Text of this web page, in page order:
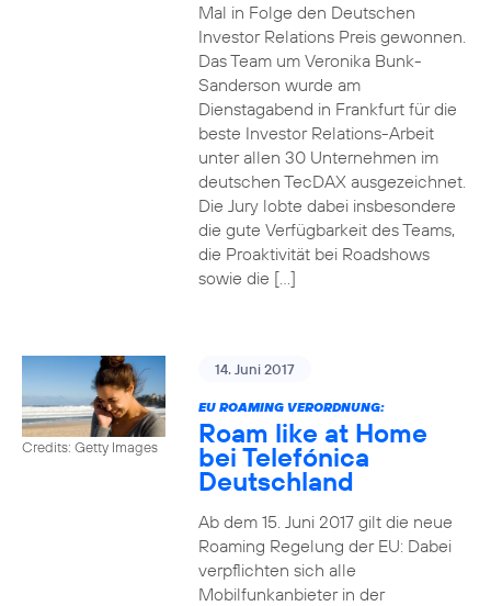
Mal in Folge den Deutschen
Investor Relations Preis gewonnen.
Das Team um Veronika Bunk-
Sanderson wurde am
Dienstagabend in Frankfurt für die
beste Investor Relations-Arbeit
unter allen 30 Unternehmen im
deutschen TecDAX ausgezeichnet.
Die Jury lobte dabei insbesondere
die gute Verfügbarkeit des Teams,
die Proaktivität bei Roadshows
sowie die […]
Credits: Getty Images
14. Juni 2017
EU ROAMING VERORDNUNG:
Roam like at Home
bei Telefónica
Deutschland
Ab dem 15. Juni 2017 gilt die neue
Roaming Regelung der EU: Dabei
verpflichten sich alle
Mobilfunkanbieter in der